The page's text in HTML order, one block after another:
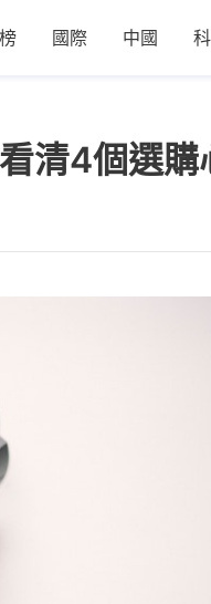
國際 中國
清4個選